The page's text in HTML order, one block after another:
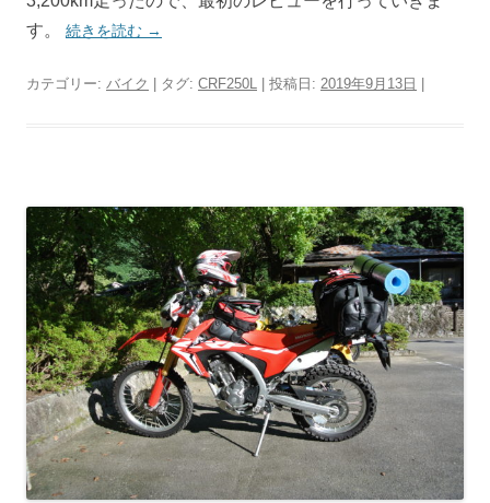
す。
続きを読む →
カテゴリー: バイク | タグ: CRF250L | 投稿日: 2019年9月13日